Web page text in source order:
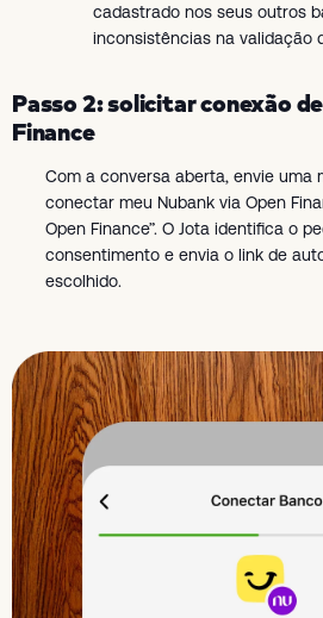
cadastrado nos seus outros
inconsistências na validação
Passo 2: solicitar conexão
Finance
Com a conversa aberta, envie uma
conectar meu Nubank via Open
Open Finance”. O Jota identifica o
consentimento e envia o link de
escolhido.